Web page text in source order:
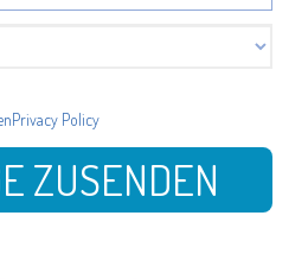
Privacy Policy
ZUSENDEN